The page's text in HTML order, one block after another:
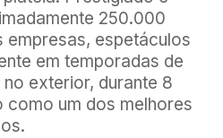
250.000
empresas, espetáculos
em temporadas de
exterior, durante 8
como um dos melhores